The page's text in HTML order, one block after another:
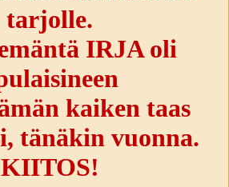
tarjolle.
IRJA oli
kaiken taas
tänäkin vuonna.
KIITOS!